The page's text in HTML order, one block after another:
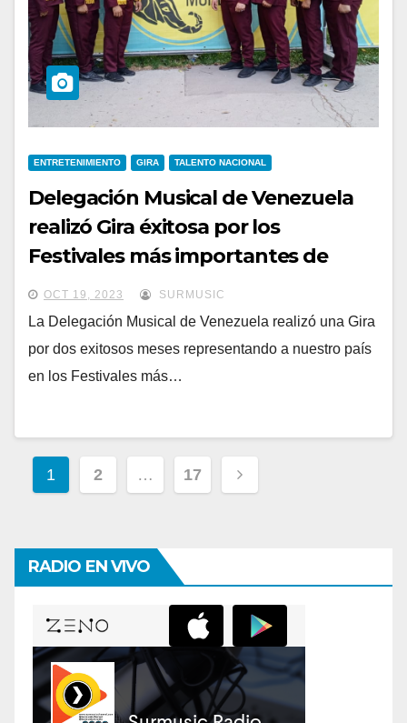
ENTRETENIMIENTO GIRA TALENTO NACIONAL
Delegación Musical de Venezuela
realizó Gira éxitosa por los
Festivales más importantes de
Europa.
OCT 19, 2023 SURMUSIC
La Delegación Musical de Venezuela realizó una Gira
por dos exitosos meses representando a nuestro país
en los Festivales más…
Paginación
entradas
1 2 … 17
RADIO EN VIVO